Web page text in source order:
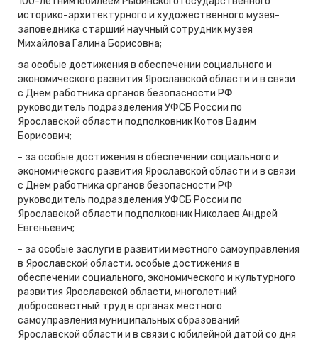
историко-архитектурного и художественного музея-
заповедника старший научный сотрудник музея
Михайлова Галина Борисовна;
за особые достижения в обеспечении социального и
экономического развития Ярославской области и в связи
с Днем работника органов безопасности РФ
руководитель подразделения УФСБ России по
Ярославской области подполковник Котов Вадим
Борисович;
- за особые достижения в обеспечении социального и
экономического развития Ярославской области и в связи
с Днем работника органов безопасности РФ
руководитель подразделения УФСБ России по
Ярославской области подполковник Николаев Андрей
Евгеньевич;
- за особые заслуги в развитии местного самоуправления
в Ярославской области, особые достижения в
обеспечении социального, экономического и культурного
развития Ярославской области, многолетний
добросовестный труд в органах местного
самоуправления муниципальных образований
Ярославской области и в связи с юбилейной датой со дня